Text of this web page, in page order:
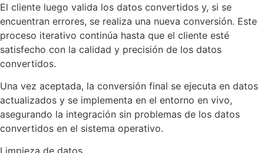
El cliente luego valida los datos convertidos y, si se
encuentran errores, se realiza una nueva conversión. Este
proceso iterativo continúa hasta que el cliente esté
satisfecho con la calidad y precisión de los datos
convertidos.
Una vez aceptada, la conversión final se ejecuta en datos
actualizados y se implementa en el entorno en vivo,
asegurando la integración sin problemas de los datos
convertidos en el sistema operativo.